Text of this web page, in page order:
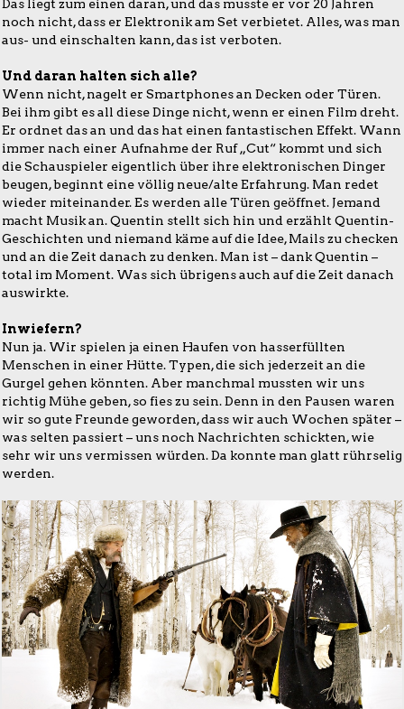
Das liegt zum einen daran, und das musste er vor 20 Jahren
noch nicht, dass er Elektronik am Set verbietet. Alles, was man
aus- und einschalten kann, das ist verboten.
Und daran halten sich alle?
Wenn nicht, nagelt er Smartphones an Decken oder Türen.
Bei ihm gibt es all diese Dinge nicht, wenn er einen Film dreht.
Er ordnet das an und das hat einen fantastischen Effekt. Wann
immer nach einer Aufnahme der Ruf „Cut“ kommt und sich
die Schauspieler eigentlich über ihre elektronischen Dinger
beugen, beginnt eine völlig neue/alte Erfahrung. Man redet
wieder miteinander. Es werden alle Türen geöffnet. Jemand
macht Musik an. Quentin stellt sich hin und erzählt Quentin-
Geschichten und niemand käme auf die Idee, Mails zu checken
und an die Zeit danach zu denken. Man ist – dank Quentin –
total im Moment. Was sich übrigens auch auf die Zeit danach
auswirkte.
Inwiefern?
Nun ja. Wir spielen ja einen Haufen von hasserfüllten
Menschen in einer Hütte. Typen, die sich jederzeit an die
Gurgel gehen könnten. Aber manchmal mussten wir uns
richtig Mühe geben, so fies zu sein. Denn in den Pausen waren
wir so gute Freunde geworden, dass wir auch Wochen später –
was selten passiert – uns noch Nachrichten schickten, wie
sehr wir uns vermissen würden. Da konnte man glatt rührselig
werden.